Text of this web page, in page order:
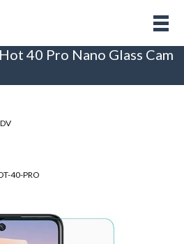
40 Pro Nano Glass Cam
40-PRO